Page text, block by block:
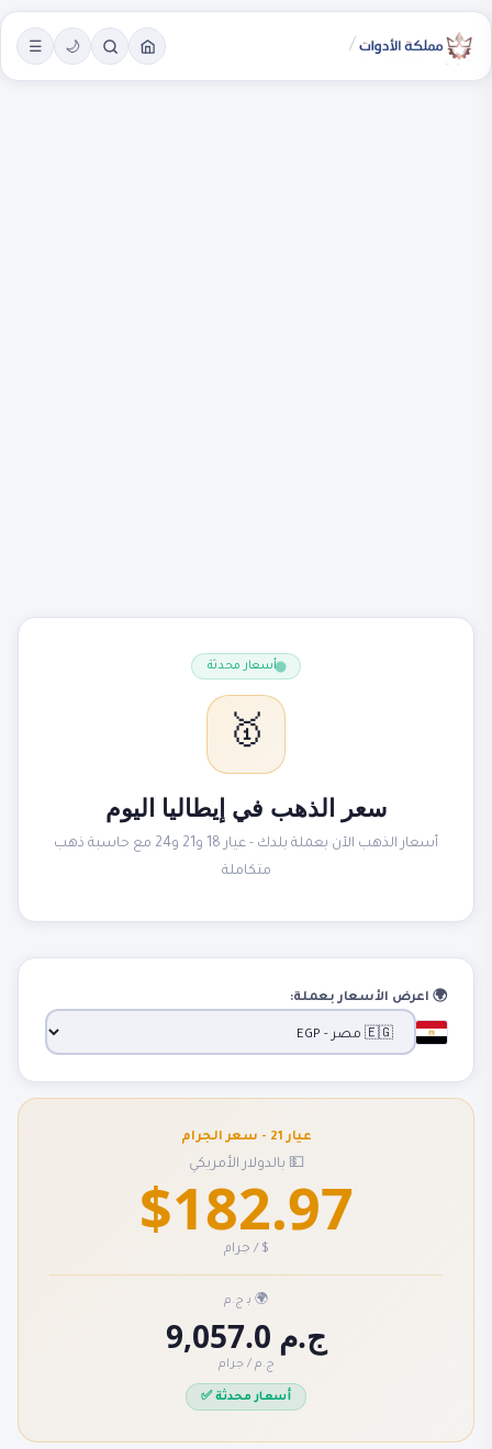
/
🌙
☰
أسعار محدثة
🥇
سعر الذهب في إيطاليا اليوم
أسعار الذهب الآن بعملة بلدك - عيار 18 و21 و24 مع حاسبة ذهب
متكاملة
🌍 اعرض الأسعار بعملة:
عيار 21 - سعر الجرام
💵 بالدولار الأمريكي
$182.97
$ / جرام
🌍 بـ ج.م
9,057.0 ج.م
ج.م / جرام
✅ أسعار محدثة